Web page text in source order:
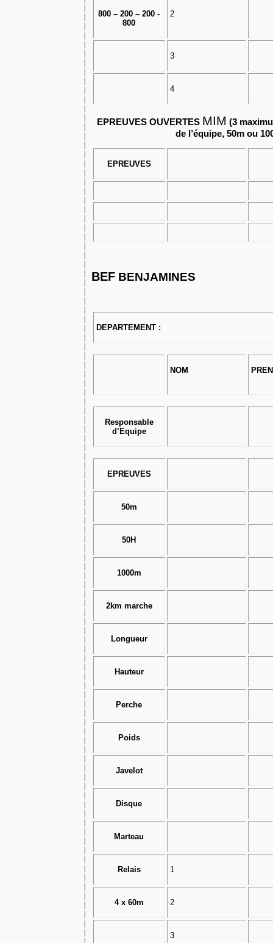
800 – 200 – 200 -
800
2
3
4
EPREUVES OUVERTES MIM (3
de l’équipe, 50m ou
EPREUVES
BEF BENJAMINES
DEPARTEMENT :
NOM
Responsable
d’Equipe
EPREUVES
50m
50H
1000m
2km marche
Longueur
Hauteur
Perche
Poids
Javelot
Disque
Marteau
Relais 1
4 x 60m 2
3